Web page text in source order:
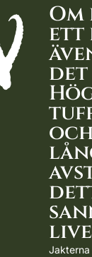
ett
det
Jakterna